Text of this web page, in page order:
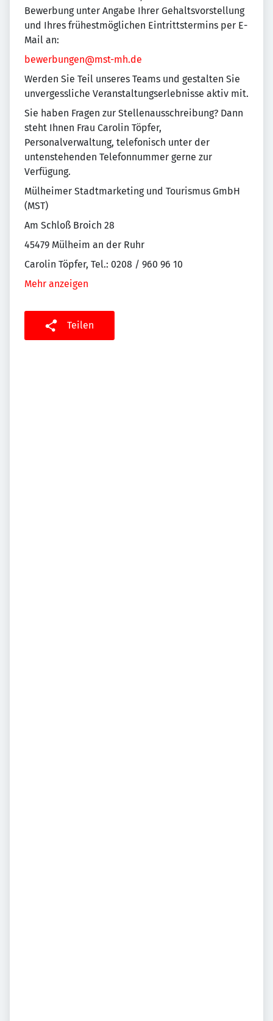
Bewerbung unter Angabe Ihrer Gehaltsvorstellung
und Ihres frühestmöglichen Eintrittstermins per E-
Mail an:
bewerbungen@mst-mh.de
Werden Sie Teil unseres Teams und gestalten Sie
unvergessliche Veranstaltungserlebnisse aktiv mit.
Sie haben Fragen zur Stellenausschreibung? Dann
steht Ihnen Frau Carolin Töpfer,
Personalverwaltung, telefonisch unter der
untenstehenden Telefonnummer gerne zur
Verfügung.
Mülheimer Stadtmarketing und Tourismus GmbH
(MST)
Am Schloß Broich 28
45479 Mülheim an der Ruhr
Carolin Töpfer, Tel.: 0208 / 960 96 10
Mehr anzeigen
Teilen